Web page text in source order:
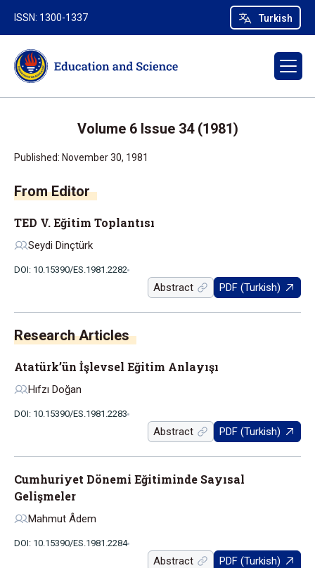
Turkish
ISSN: 1300-1337
Volume 6 Issue 34 (1981)
Published: November 30, 1981
From Editor
TED V. Eğitim Toplantısı
Seydi Dinçtürk
DOI: 10.15390/ES.1981.2282
Abstract PDF (Turkish)
Research Articles
Atatürk’ün İşlevsel Eğitim Anlayışı
Hıfzı Doğan
DOI: 10.15390/ES.1981.2283
Abstract PDF (Turkish)
Cumhuriyet Dönemi Eğitiminde Sayısal
Gelişmeler
Mahmut Âdem
DOI: 10.15390/ES.1981.2284
Abstract PDF (Turkish)